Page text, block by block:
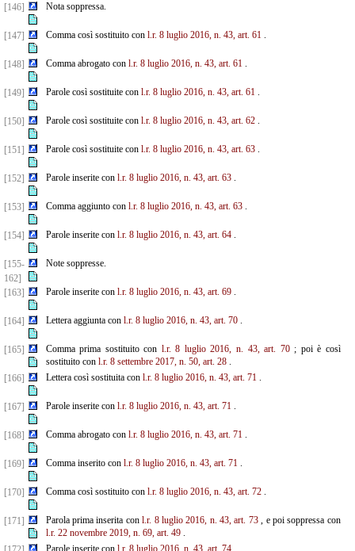
[146] Nota soppressa.
[147] Comma così sostituito con l.r. 8 luglio 2016, n. 43, art. 61.
[148] Comma abrogato con l.r. 8 luglio 2016, n. 43, art. 61.
[149] Parole così sostituite con l.r. 8 luglio 2016, n. 43, art. 61.
[150] Parole così sostituite con l.r. 8 luglio 2016, n. 43, art. 62.
[151] Parole così sostituite con l.r. 8 luglio 2016, n. 43, art. 63.
[152] Parole inserite con l.r. 8 luglio 2016, n. 43, art. 63.
[153] Comma aggiunto con l.r. 8 luglio 2016, n. 43, art. 63.
[154] Parole inserite con l.r. 8 luglio 2016, n. 43, art. 64.
[155-
162]
Note soppresse.
[163] Parole inserite con l.r. 8 luglio 2016, n. 43, art. 69.
[164] Lettera aggiunta con l.r. 8 luglio 2016, n. 43, art. 70.
[165] Comma prima sostituito con l.r. 8 luglio 2016, n. 43, art. 70; poi è così
sostituito con l.r. 8 settembre 2017, n. 50, art. 28.
[166]
Lettera così sostituita con l.r. 8 luglio 2016, n. 43, art. 71.
[167] Parole inserite con l.r. 8 luglio 2016, n. 43, art. 71.
[168] Comma abrogato con l.r. 8 luglio 2016, n. 43, art. 71.
[169] Comma inserito con l.r. 8 luglio 2016, n. 43, art. 71.
[170] Comma così sostituito con l.r. 8 luglio 2016, n. 43, art. 72.
[171] Parola prima inserita conl.r. 8 luglio 2016, n. 43, art. 73, e poi soppressa con
l.r. 22 novembre 2019, n. 69, art. 49.
Parole inserite con l.r. 8 luglio 2016, n. 43, art. 74.